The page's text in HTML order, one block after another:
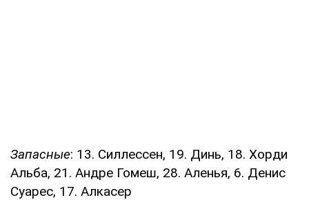
Запасные: 13. Силлессен, 19. Динь, 18. Хорди
Альба, 21. Андре Гомеш, 28. Аленья, 6. Денис
Суарес, 17. Алкасер